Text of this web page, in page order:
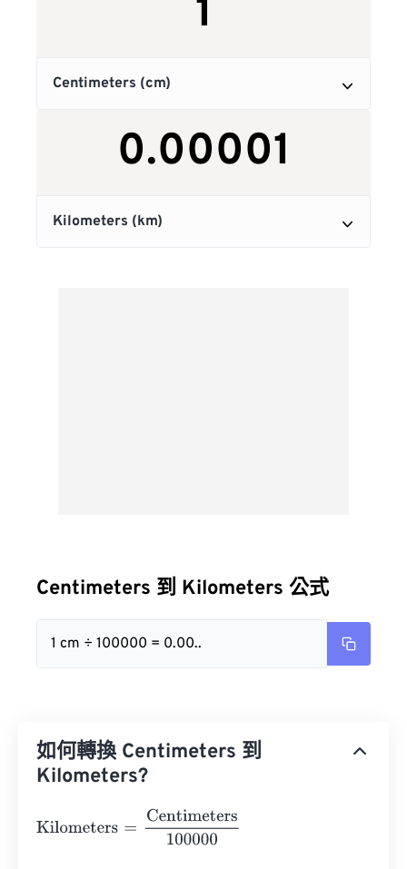
Centimeters 到 Kilometers 公式
1 cm ÷ 100000 = 0.00..
如何轉換 Centimeters 到
Kilometers?
Kilometers Centimeters100000